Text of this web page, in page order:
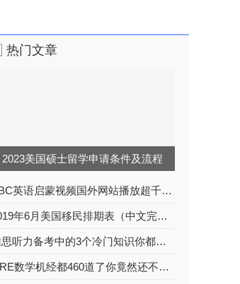
热门文章
2023美国硕士留学申请条件及流程
ABC英语启蒙视频国外网站播放超千万超级有趣
2019年6月美国移民排期表（中文完整版）
雅思听力备考中的3个冷门知识你都了解吗？
GRE数学机经都460道了你竟然还不知道？！！